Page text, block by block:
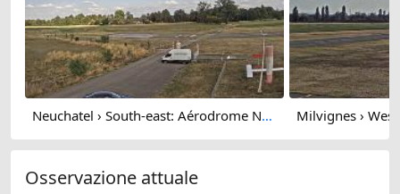
Neuchatel › South-east: Aérodrome Neuchâtel
Osservazione attuale